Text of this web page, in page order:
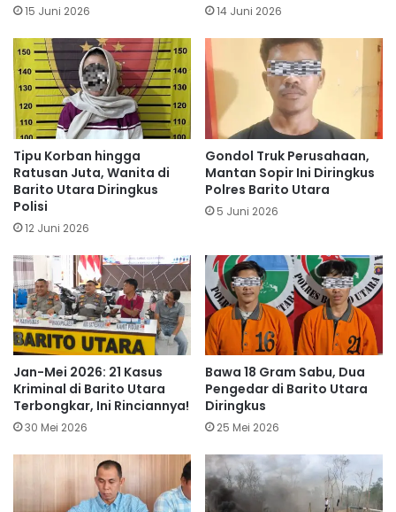
15 Juni 2026 14 Juni 2026
Tipu Korban hingga
Ratusan Juta, Wanita di
Barito Utara Diringkus
Polisi
12 Juni 2026
Gondol Truk Perusahaan,
Mantan Sopir Ini Diringkus
Polres Barito Utara
5 Juni 2026
Jan-Mei 2026: 21 Kasus
Kriminal di Barito Utara
Terbongkar, Ini Rinciannya!
30 Mei 2026
Bawa 18 Gram Sabu, Dua
Pengedar di Barito Utara
Diringkus
25 Mei 2026